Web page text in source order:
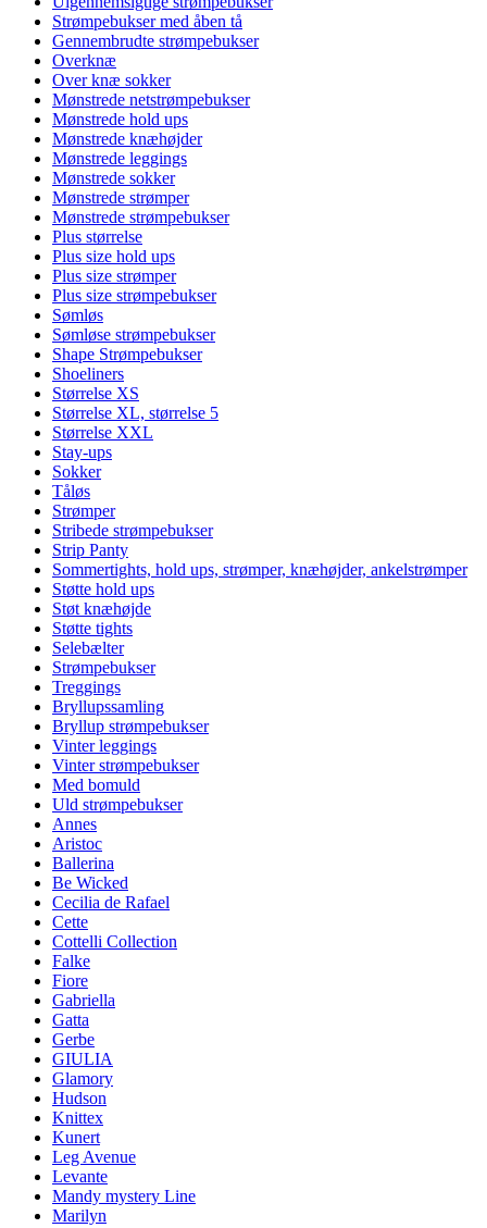
Strømpebukser med åben tå
Gennembrudte strømpebukser
Overknæ
Over knæ sokker
Mønstrede netstrømpebukser
Mønstrede hold ups
Mønstrede knæhøjder
Mønstrede leggings
Mønstrede sokker
Mønstrede strømper
Mønstrede strømpebukser
Plus størrelse
Plus size hold ups
Plus size strømper
Plus size strømpebukser
Sømløs
Sømløse strømpebukser
Shape Strømpebukser
Shoeliners
Størrelse XS
Størrelse XL, størrelse 5
Størrelse XXL
Stay-ups
Sokker
Tåløs
Strømper
Stribede strømpebukser
Strip Panty
Sommertights, hold ups, strømper, knæhøjder, ankelstrømper
Støtte hold ups
Støt knæhøjde
Støtte tights
Selebælter
Strømpebukser
Treggings
Bryllupssamling
Bryllup strømpebukser
Vinter leggings
Vinter strømpebukser
Med bomuld
Uld strømpebukser
Annes
Aristoc
Ballerina
Be Wicked
Cecilia de Rafael
Cette
Cottelli Collection
Falke
Fiore
Gabriella
Gatta
Gerbe
GIULIA
Glamory
Hudson
Knittex
Kunert
Leg Avenue
Levante
Mandy mystery Line
Marilyn